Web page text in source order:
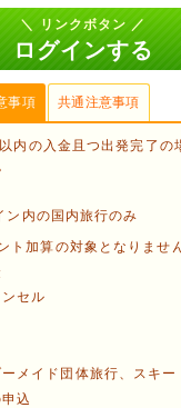
事項 共通注意事項
内の入金且つ出発完了の
ン内の国内旅行のみ
ト加算の対象となりませ
セル
メイド団体旅行、スキー
込